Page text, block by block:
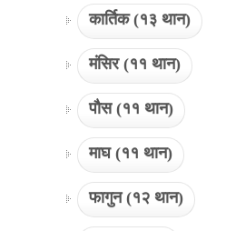
कार्तिक (१३ थान)
मंसिर (११ थान)
पौस (११ थान)
माघ (११ थान)
फागुन (१२ थान)